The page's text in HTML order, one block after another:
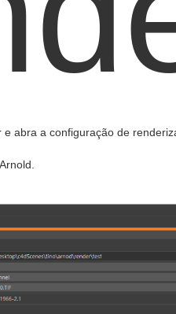
abra a configuração de